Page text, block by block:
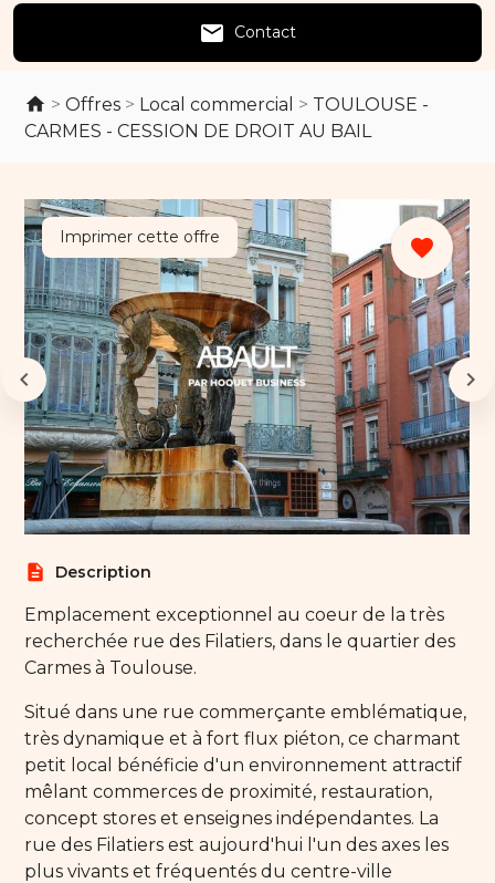
email Contact
>Offres > Local commercial > TOULOUSE -
CARMES - CESSION DE DROIT AU BAIL
favorite
Imprimer cette offre
description Description
Emplacement exceptionnel au coeur de la très
recherchée rue des Filatiers, dans le quartier des
Carmes à Toulouse.
Situé dans une rue commerçante emblématique,
très dynamique et à fort flux piéton, ce charmant
petit local bénéficie d'un environnement attractif
mêlant commerces de proximité, restauration,
concept stores et enseignes indépendantes. La
rue des Filatiers est aujourd'hui l'un des axes les
plus vivants et fréquentés du centre-ville